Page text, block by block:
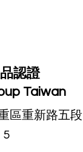
認證
Taiwan
區重新路五段
5